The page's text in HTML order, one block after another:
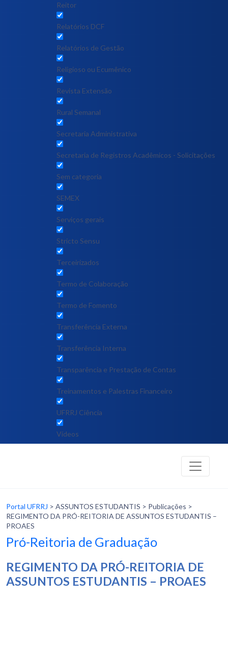
Reitor
Relatórios DCF
Relatórios de Gestão
Religioso ou Ecumênico
Revista Extensão
Rural Semanal
Secretaria Administrativa
Secretaria de Registros Acadêmicos - Solicitações
Sem categoria
SEMEX
Serviços gerais
Stricto Sensu
Terceirizados
Termo de Colaboração
Termo de Fomento
Transferência Externa
Transferência Interna
Transparência e Prestação de Contas
Treinamentos e Palestras Financeiro
UFRRJ Ciência
Vídeos
Portal UFRRJ > ASSUNTOS ESTUDANTIS > Publicações >
REGIMENTO DA PRÓ-REITORIA DE ASSUNTOS ESTUDANTIS –
PROAES
Pró-Reitoria de Graduação
REGIMENTO DA PRÓ-REITORIA DE
ASSUNTOS ESTUDANTIS – PROAES